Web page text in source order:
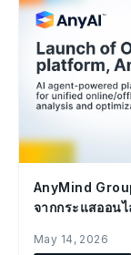
AnyMind
จากกระแสออน
May 14, 2026